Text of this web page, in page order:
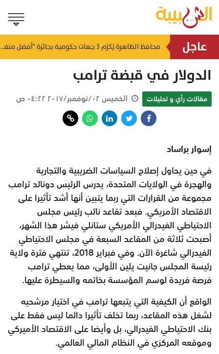
عاجل
منذ ٢٠ ساعة منذ ٢٠ ساعة محافظ الظاهرة يُكرّم 3 جهات حكومية بجائزة "أفضل منفذ تقديم خدمة" لعام 2025
الدولار في قبضة ترامب
مقالات رأي و تحليلات الخميس ٠٢/نوفمبر/٢٠١٧ ٠٤:٢٢ ص
إسوار براساد
في حين يحاول إصلاح السياسات الضريبية والتجارية
والهجرة في الولايات المتحدة، يدرس الرئيس دونالد ترامب
مجموعة من القرارات التي ربما يتبين أنها أشد تأثيرا على
الاقتصاد الأمريكي. فبعد تقاعد نائب رئيس مجلس
الاحتياطي الفيدرالي الأمريكي ستانلي فيشر هذا الشهر،
أصبحت ثلاثة من المقاعد السبعة في مجلس الاحتياطي
الفيدرالي شاغرة الآن. وفي فبراير 2018، تنتهي فترة ولاية
رئيسة المجلس جانيت يلين الأولى، مما يعطي ترامب
فرصة فريدة لوسم المؤسسة بخاتمه والسيطرة عليها.
الواقع أن الكيفية التي يتبعها ترامب في اختيار مرشحيه
لشغل هذه المقاعد، ربما تخلف تأثيرا دائما ليس فقط على
بنك الاحتياطي الفيدرالي، بل وأيضا على الاقتصاد الأميركي
وموقعه المركزي في النظام المالي العالمي.